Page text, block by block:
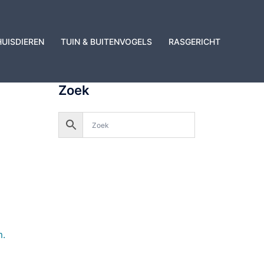
TUIN & BUITENVOGELS RASGERICHT
Zoek